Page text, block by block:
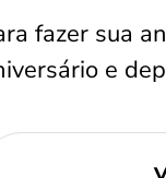
fazer sua
e